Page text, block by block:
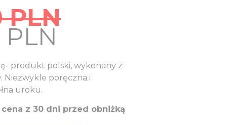
PLN
PLN
is:
49,00
produkt polski, wykonany z
Niezwykle poręczna i
uroku.
cena z 30 dni przed obniżką